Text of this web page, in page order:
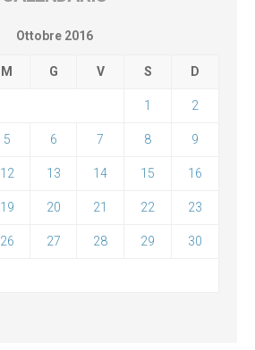
Ottobre 2016
M G V S D
1 2
5 6 7 8 9
12 13 14 15 16
19 20 21 22 23
26 27 28 29 30